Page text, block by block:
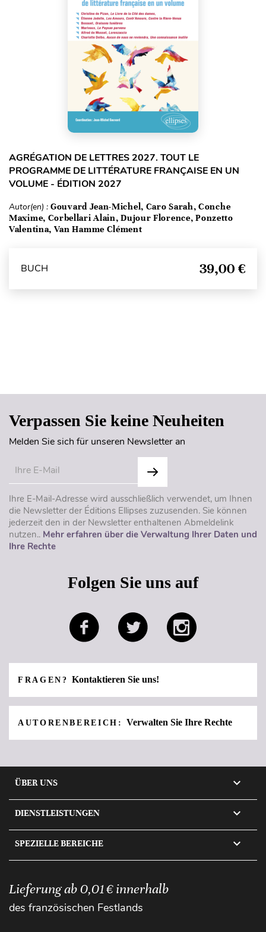
AGRÉGATION DE LETTRES 2027. TOUT LE
PROGRAMME DE LITTÉRATURE FRANÇAISE EN UN
VOLUME - ÉDITION 2027
Autor(en) : Gouvard Jean-Michel, Caro Sarah, Conche
Maxime, Corbellari Alain, Dujour Florence, Ponzetto
Valentina, Van Hamme Clément
BUCH 39,00 €
Verpassen Sie keine Neuheiten
Melden Sie sich für unseren Newsletter an
Ihre E-Mail-Adresse wird ausschließlich verwendet, um Ihnen
die Newsletter der Éditions Ellipses zuzusenden. Sie können
jederzeit den in der Newsletter enthaltenen Abmeldelink
nutzen.. Mehr erfahren über die Verwaltung Ihrer Daten und
Ihre Rechte
Folgen Sie uns auf
FRAGEN?Kontaktieren Sie uns!
AUTORENBEREICH:Verwalten Sie Ihre Rechte
ÜBER UNS 
DIENSTLEISTUNGEN 
SPEZIELLE BEREICHE 
Lieferung ab 0,01 € innerhalb
des französischen Festlands